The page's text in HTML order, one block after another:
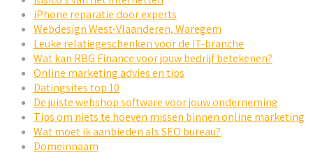
iPhone reparatie door experts
Webdesign West-Vlaanderen, Waregem
Leuke relatiegeschenken voor de IT-branche
Wat kan RBG Finance voor jouw bedrijf betekenen?
Online marketing advies en tips
Datingsites top 10
De juiste webshop software voor jouw onderneming
Tips om niets te hoeven missen binnen online marketing
Wat moet ik aanbieden als SEO bureau?
Domeinnaam